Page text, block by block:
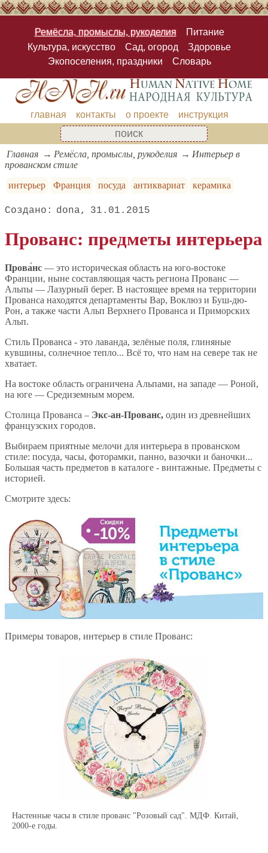
Ремёсла, промыслы, рукоделия
Питание
Культура, искусство
Сад, огород
Здоровье
Экопоселения, праздники
Словарь
главная контакты о проекте инструкция
Главная Ремёсла, промыслы, рукоделия
Интерьер в
прованском стиле
интерьер
Франция посуда антиквариат керамика
dona 31.01.2015
Прованс: предметы интерьера
Прова́нс — это историческая область на юго-востоке
Франции, ныне составляющая часть региона Прованс —
Альпы — Лазурный берег. В настоящее время на территории
Прованса находятся департаменты Вар, Воклюз и Буш-дю-
Рон, а также части Альп Верхнего Прованса и Приморских
Альп.
Стиль Прованса - это лаванда, зелёные поля, глиняные
кувшины, солнечное тепло... Всё то, что нам на севере так не
хватает.
На востоке область ограничена Альпами, на западе — Роной,
на юге — Средиземным морем.
Столица Прованса – Экс-ан-Прованс, один из древнейших
французских городов.
Выбираем приятные мелочи для интерьера в прованском
стиле: посуда, часы, фоторамки, панно, вазочки и баночки...
Большая часть предметов в каталоге - винтажные. Предметы с
историей.
Смотрите здесь:
Примеры товаров, интерьер в стиле Прованс:
Настенные часы в стиле прованс "Розовый сад". МДФ. Китай,
2000-е годы.